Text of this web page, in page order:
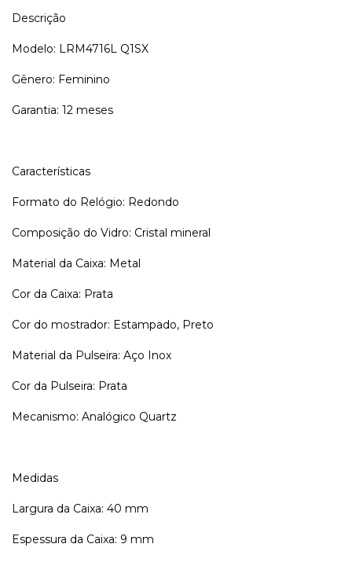
Descrição
Modelo: LRM4716L Q1SX
Gênero: Feminino
Garantia: 12 meses
Características
Formato do Relógio: Redondo
Composição do Vidro: Cristal mineral
Material da Caixa: Metal
Cor da Caixa: Prata
Cor do mostrador: Estampado, Preto
Material da Pulseira: Aço Inox
Cor da Pulseira: Prata
Mecanismo: Analógico Quartz
Medidas
Largura da Caixa: 40 mm
Espessura da Caixa: 9 mm